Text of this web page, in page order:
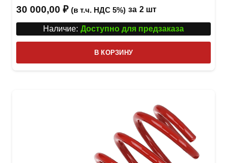
30 000,00 ₽ (в т.ч. НДС 5%) за 2 шт
Наличие: Доступно для предзаказа
В КОРЗИНУ